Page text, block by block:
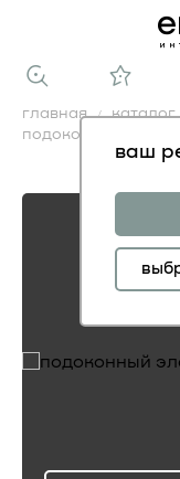
ваш
главная
подоконные